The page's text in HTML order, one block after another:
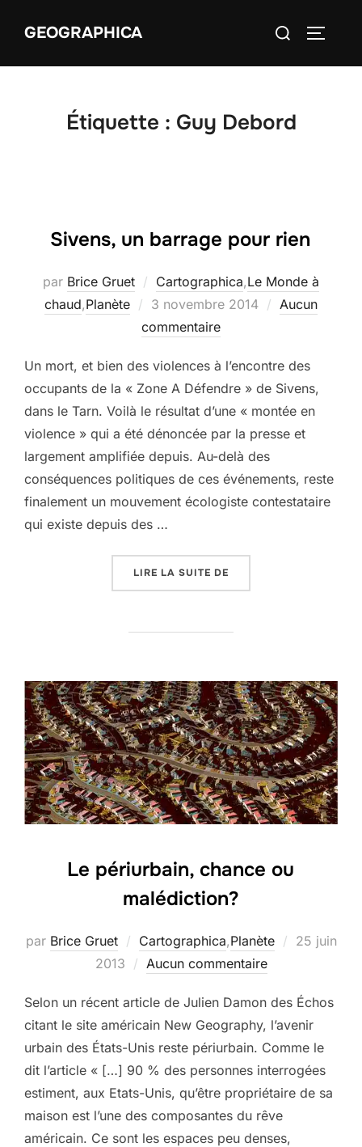
GEOGRAPHICA Rechercher :
Étiquette : Guy Debord
Sivens, un barrage pour rien
par Brice Gruet Cartographica,Le Monde à
chaud,Planète
Publié
le
3 novembre 2014
Aucun
commentaire
Un mort, et bien des violences à l’encontre des
occupants de la « Zone A Défendre » de Sivens,
dans le Tarn. Voilà le résultat d’une « montée en
violence » qui a été dénoncée par la presse et
largement amplifiée depuis. Au-delà des
conséquences politiques de ces événements, reste
finalement un mouvement écologiste contestataire
qui existe depuis des …
LIRE LA SUITE DE
Le périurbain, chance ou
malédiction?
par Brice Gruet Cartographica,Planète
Publié
25 juin
2013
Aucun commentaire
Selon un récent article de Julien Damon des Échos
citant le site américain New Geography, l’avenir
urbain des États-Unis reste périurbain. Comme le
dit l’article « […] 90 % des personnes interrogées
estiment, aux Etats-Unis, qu’être propriétaire de sa
maison est l’une des composantes du rêve
américain. Ce sont les espaces peu denses,